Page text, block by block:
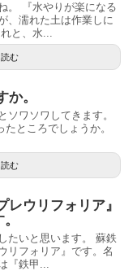
。 『水やりが楽になる
、濡れた土は作業しに
と、水...
む
。
ソワソワしてきます。
ところでしょうか。
む
ウリフォリア』
たいと思います。 蘇鉄
リフォリア』です。名
『鉄甲...